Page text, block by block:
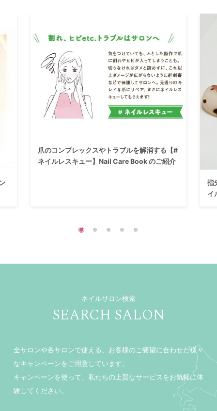
爪のコンプレックスやトラブルを解消する【#
ネイルレスキュー】Nail Care Book のご紹介
指
イ
ネイルサロン検索
SEARCH SALON
全サロンや各サロンで使える、お客様のご要望に合わせた様々
なキャンペーンをご用意しています。
キャンペーンを使って、私たちの上質なサービスをお気軽に体
験してください。